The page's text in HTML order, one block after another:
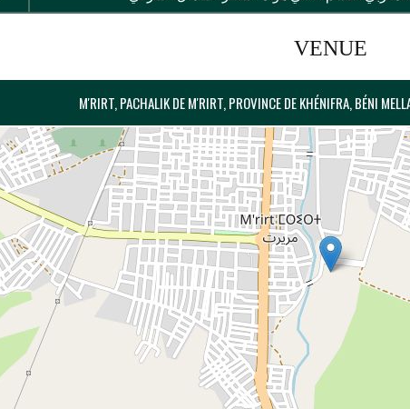
VENUE
M'RIRT, PACHALIK DE M'RIRT, PROVINCE DE KHÉNIFRA, BÉNI